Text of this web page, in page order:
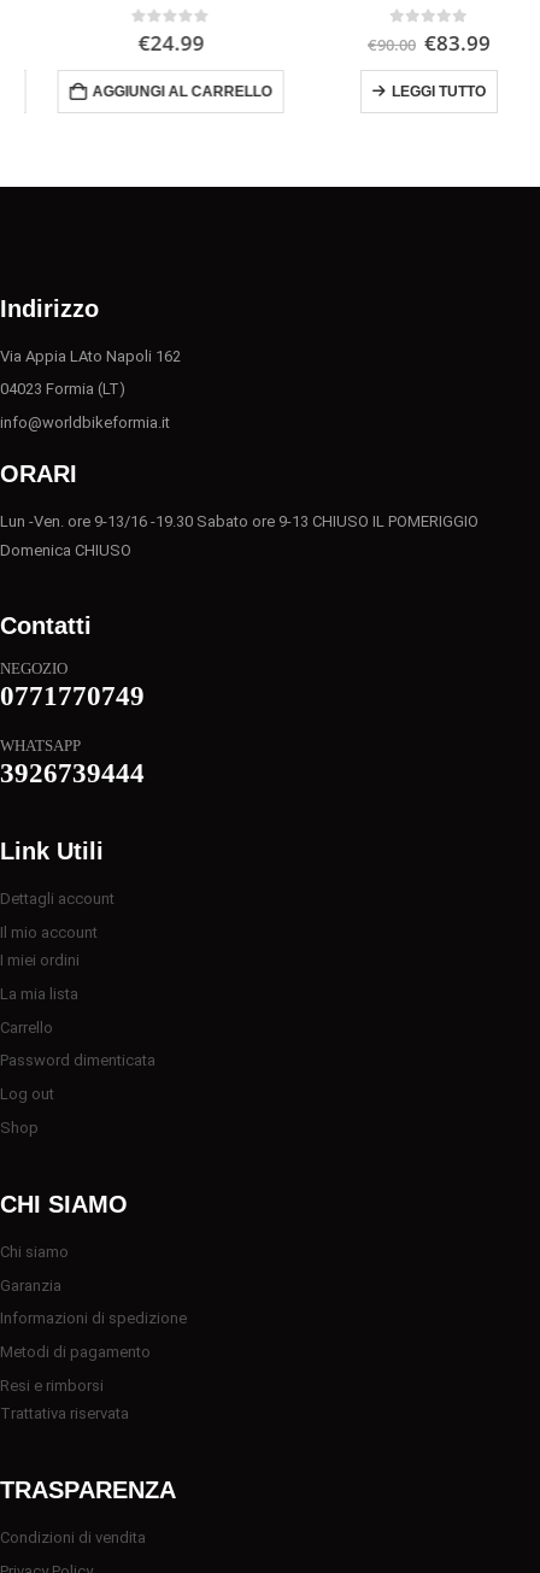
Su 5
24.99
AGGIUNGI AL CARRELLO
90.00 Il
originale
era:
€90.00.
€83.99Il
attuale
è:
€83.99.
LEGGI TUTTO
Indirizzo
Via Appia LAto Napoli 162
04023 Formia (LT)
info@worldbikeformia.it
ORARI
Lun -Ven. ore 9-13/16 -19.30 Sabato ore 9-13 CHIUSO IL POMERIGGIO
Domenica CHIUSO
Contatti
NEGOZIO
0771770749
WHATSAPP
3926739444
Link Utili
Dettagli account
Il mio account
I miei ordini
La mia lista
Carrello
Password dimenticata
Log out
Shop
CHI SIAMO
Chi siamo
Garanzia
Informazioni di spedizione
Metodi di pagamento
Resi e rimborsi
Trattativa riservata
TRASPARENZA
Condizioni di vendita